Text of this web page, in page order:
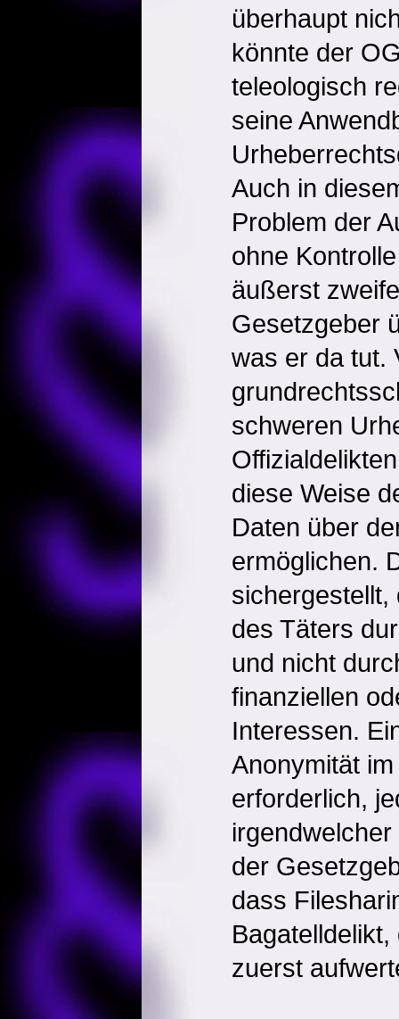
überhaupt
könnte der
teleologisch
seine
Auch in
Problem der
ohne
äußerst
Gesetzgeber
was er da tut.
schweren
diese Weise
Daten über
ermöglichen.
sichergestellt,
des Täters
und nicht
finanziellen
Interessen.
Anonymität
erforderlich,
der
dass
zuerst